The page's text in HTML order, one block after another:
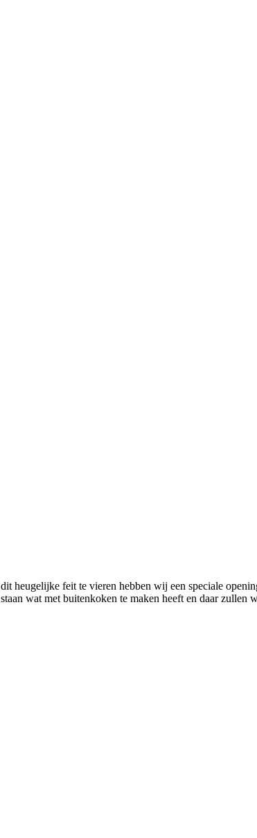
feit te vieren hebben wij een speciale
wat met buitenkoken te maken heeft en daar zullen